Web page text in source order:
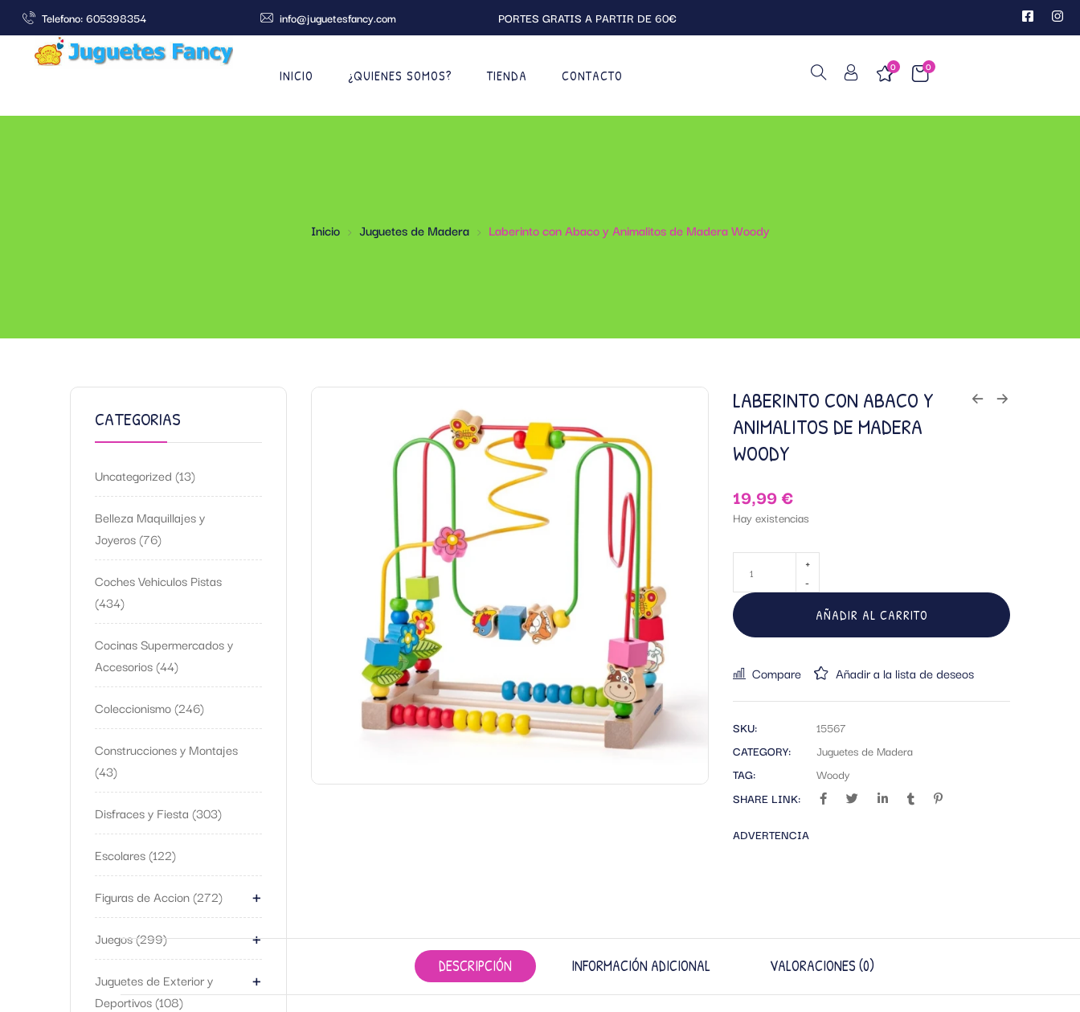
Telefono: 605398354 info@juguetesfancy.com PORTES GRATIS A PARTIR DE 60€
INICIO ¿QUIENES SOMOS? TIENDA CONTACTO
0
0
Inicio Juguetes de Madera Laberinto con Abaco y Animalitos de Madera Woody
CATEGORIAS
Uncategorized 13
Belleza Maquillajes y
Joyeros 76
Coches Vehiculos Pistas
434
Cocinas Supermercados y
Accesorios 44
Coleccionismo 246
Construcciones y Montajes
43
Disfraces y Fiesta 303
Escolares 122
Figuras de Accion 272 +
Juegos 299 +
Juguetes de Exterior y
Deportivos 108
+
LABERINTO CON ABACO Y
ANIMALITOS DE MADERA
WOODY
19,99€
Hay existencias
AÑADIR AL CARRITO
Compare Añadir a la lista de deseos
SKU:
15567
CATEGORY:
Juguetes de Madera
TAG:
Woody
SHARE LINK:
ADVERTENCIA
DESCRIPCIÓN INFORMACIÓN ADICIONAL VALORACIONES (0)